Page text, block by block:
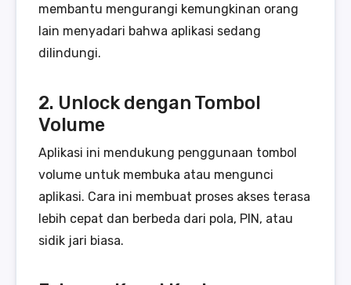
membantu mengurangi kemungkinan orang
lain menyadari bahwa aplikasi sedang
dilindungi.
2. Unlock dengan Tombol
Volume
Aplikasi ini mendukung penggunaan tombol
volume untuk membuka atau mengunci
aplikasi. Cara ini membuat proses akses terasa
lebih cepat dan berbeda dari pola, PIN, atau
sidik jari biasa.